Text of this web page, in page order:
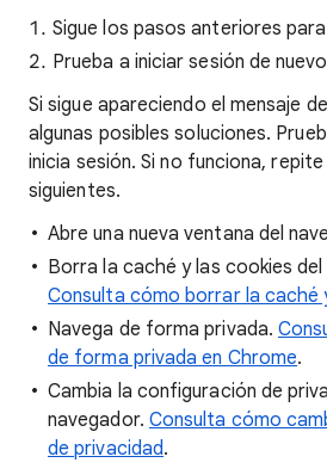
Sigue los pasos anteriores
Prueba a iniciar sesión de
Si sigue apareciendo el mensaje
algunas posibles soluciones.
inicia sesión. Si no funciona,
siguientes.
Abre una nueva ventana del
Borra la caché y las cookies del
Consulta cómo borrar la caché
Navega de forma privada.
de forma privada en Chrome.
Cambia la configuración de
navegador. Consulta cómo
de privacidad.